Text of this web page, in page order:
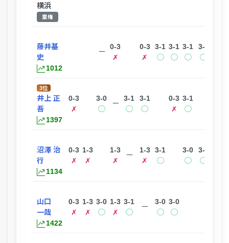
横浜
棄権
藤井基
史
1012
ー
0-3
✗
0-3
✗
3-1
◯
3-1
◯
3-1
◯
3-1
◯
3位
井上 正
吾
1397
0-3
✗
3-0
◯
ー
3-1
◯
3-1
◯
0-3
✗
3-1
◯
沼澤 治
行
1134
0-3
✗
1-3
✗
1-3
✗
ー
1-3
✗
3-1
◯
3-0
◯
3-0
◯
山口
一哉
1422
0-3
✗
1-3
✗
3-0
◯
1-3
✗
3-1
◯
ー
3-0
◯
3-0
◯